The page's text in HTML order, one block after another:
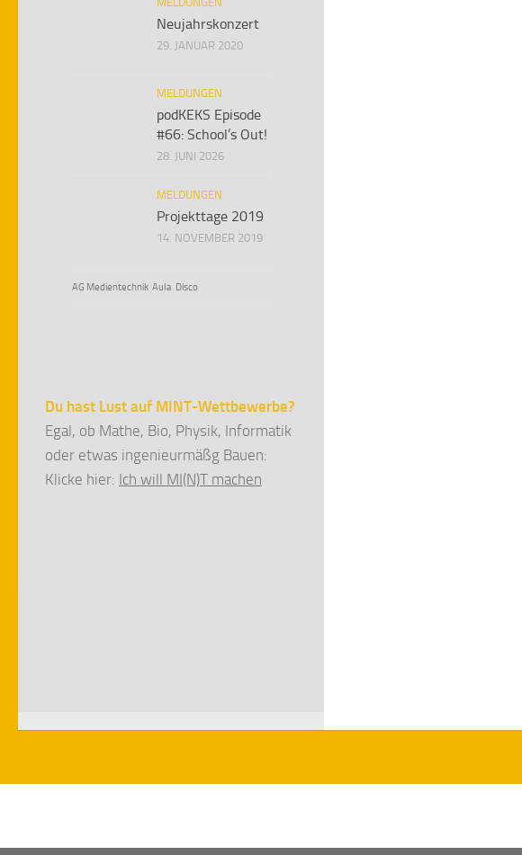
Neujahrskonzert
29. JANUAR 2020
MELDUNGEN
podKEKS Episode
#66: School’s Out!
28. JUNI 2026
MELDUNGEN
Projekttage 2019
14. NOVEMBER 2019
AG Medientechnik Aula Disco
Du hast Lust auf MINT-Wettbewerbe?
Egal, ob Mathe, Bio, Physik, Informatik
oder etwas ingenieurmäßg Bauen:
Klicke hier: Ich will MI(N)T machen